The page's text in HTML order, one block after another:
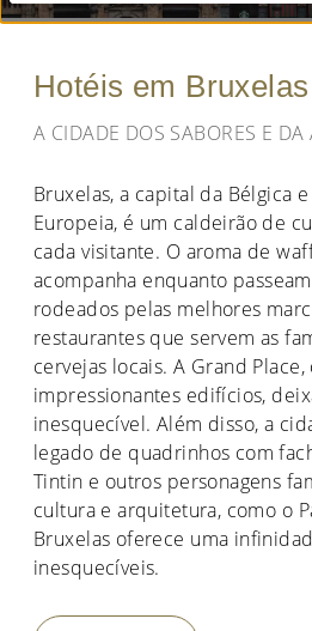
Hotéis em Bruxelas
A CIDADE DOS SABORES E DA
Bruxelas, a capital da Bélgica
Europeia, é um caldeirão de
cada visitante. O aroma de
acompanha enquanto
rodeados pelas melhores
restaurantes que servem as
cervejas locais. A Grand Place,
impressionantes edifícios,
inesquecível. Além disso, a
legado de quadrinhos com
Tintin e outros personagens
cultura e arquitetura, como o
Bruxelas oferece uma
inesquecíveis.